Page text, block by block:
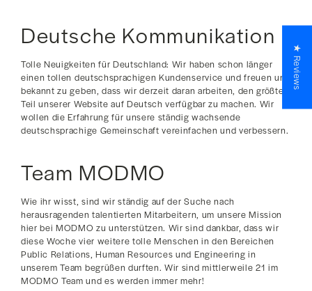
Deutsche Kommunikation
Tolle Neuigkeiten für Deutschland: Wir haben schon länger
einen tollen deutschsprachigen Kundenservice und freuen uns
bekannt zu geben, dass wir derzeit daran arbeiten, den größten
Teil unserer Website auf Deutsch verfügbar zu machen. Wir
wollen die Erfahrung für unsere ständig wachsende
deutschsprachige Gemeinschaft vereinfachen und verbessern.
Team MODMO
Wie ihr wisst, sind wir ständig auf der Suche nach
herausragenden talentierten Mitarbeitern, um unsere Mission
hier bei MODMO zu unterstützen. Wir sind dankbar, dass wir
diese Woche vier weitere tolle Menschen in den Bereichen
Public Relations, Human Resources und Engineering in
unserem Team begrüßen durften. Wir sind mittlerweile 21 im
MODMO Team und es werden immer mehr!
★ Reviews